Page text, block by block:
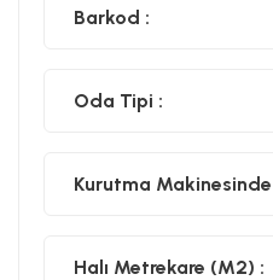
Barkod :
Oda Tipi :
Kurutma
Halı Metrekare (M2) :